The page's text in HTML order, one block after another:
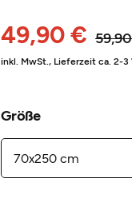
49,90 €
inkl. MwSt., Lieferzeit ca. 2-3
Größe